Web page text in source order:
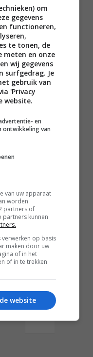
om
gegevens
functioneren,
te tonen, de
meten en onze
wij gegevens
surfgedrag. Je
gebruik van
'Privacy
website.
en
ontwikkeling van
van uw apparaat
worden
partners of
partners kunnen
verwerken op basis
maken door uw
of in het
of in te trekken
website